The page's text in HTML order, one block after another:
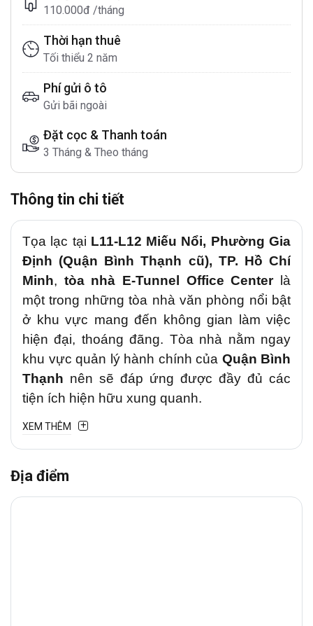
110.000đ /tháng
Thời hạn thuê
Tối thiểu 2 năm
Phí gửi ô tô
Gửi bãi ngoài
Đặt cọc & Thanh toán
3 Tháng & Theo tháng
Thông tin chi tiết
Tọa lạc tại L11-L12 Miếu Nổi, Phường Gia
Định (Quận Bình Thạnh cũ), TP. Hồ Chí
Minh, tòa nhà E-Tunnel Office Centerlà
một trong những tòa nhà văn phòng nổi bật
ở khu vực mang đến không gian làm việc
hiện đại, thoáng đãng. Tòa nhà nằm ngay
khu vực quản lý hành chính của Quận Bình
Thạnh nên sẽ đáp ứng được đầy đủ các
tiện ích hiện hữu xung quanh.
1. Vị trí chiến lược
Tunneltại
XEM THÊM
Địa điểm